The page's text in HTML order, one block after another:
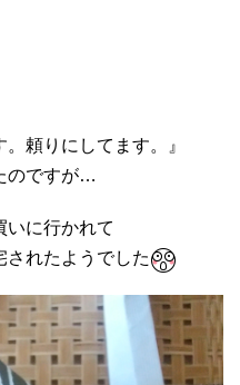
頼りにしてます。』
のですが…
いに行かれて
されたようでした